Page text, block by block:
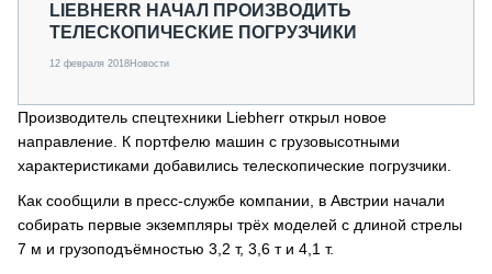
О ПРОЕКТЕ
LIEBHERR НАЧАЛ ПРОИЗВОДИТЬ
ТЕЛЕСКОПИЧЕСКИЕ ПОГРУЗЧИКИ
12 февраля 2018Новости
Производитель спецтехники Liebherr открыл новое
направление. К портфелю машин с грузовысотными
характеристиками добавились телескопические погрузчики.
Как сообщили в пресс-службе компании, в Австрии начали
собирать первые экземпляры трёх моделей с длиной стрелы
7 м и грузоподъёмностью 3,2 т, 3,6 т и 4,1 т.